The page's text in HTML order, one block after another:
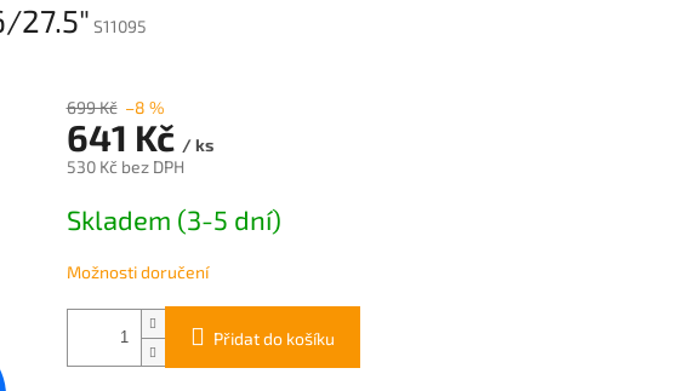
27.5" S11095
699 Kč –8 %
641 Kč / ks
530 Kč bez DPH
cena:
Skladem (3-5 dní)
Možnosti doručení
Přidat do košíku